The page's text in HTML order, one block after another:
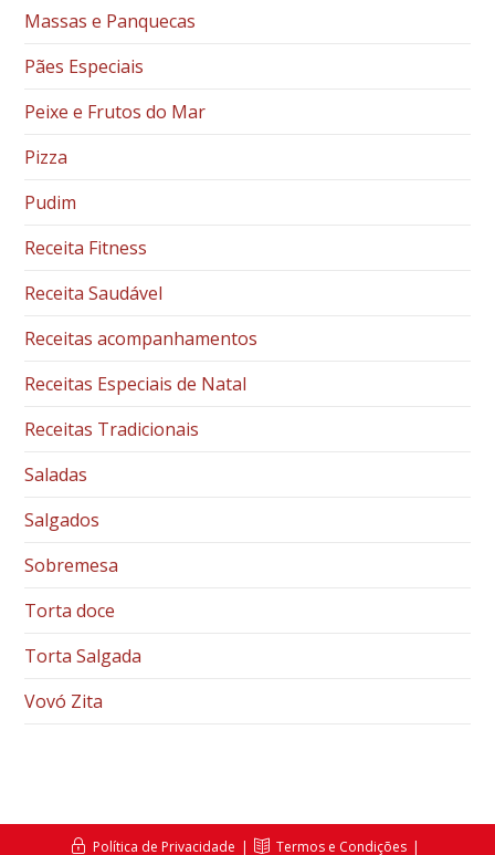
Massas e Panquecas
Pães Especiais
Peixe e Frutos do Mar
Pizza
Pudim
Receita Fitness
Receita Saudável
Receitas acompanhamentos
Receitas Especiais de Natal
Receitas Tradicionais
Saladas
Salgados
Sobremesa
Torta doce
Torta Salgada
Vovó Zita
Política de Privacidade Termos e Condições